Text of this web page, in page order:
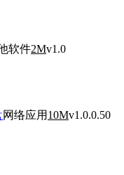
软件2Mv1.0
网络应用 10Mv1.0.0.50